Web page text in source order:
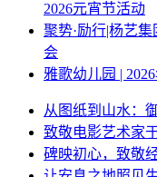
2026元宵节活动
聚势·励行|杨艺
会
雅歌幼儿园 |
从图纸到山水：
致敬电影艺术家
碑映初心，致敬